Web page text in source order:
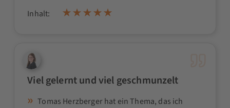
Inhalt:
Viel gelernt und viel geschmunzelt
Tomas Herzberger hat ein Thema, das ich